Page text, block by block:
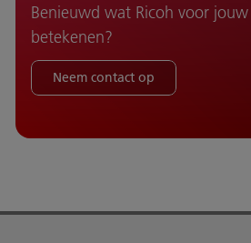
Benieuwd wat Ricoh voor
betekenen?
Neem contact op